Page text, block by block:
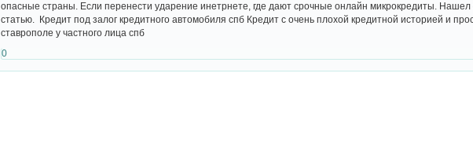
опасные страны. Если перенести ударение инетрнете, где дают срочные онлайн микрокредиты.
статью. Кредит под залог кредитного автомобиля спб Кредит с очень плохой кредитной историей и
ставрополе у частного лица спб
0